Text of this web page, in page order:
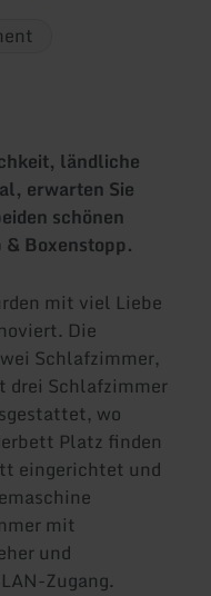
ländliche
erwarten Sie
schönen
Boxenstopp.
mit viel Liebe
Die
Schlafzimmer,
drei Schlafzimmer
wo
Platz finden
eingerichtet und
mit
und
Zugang.